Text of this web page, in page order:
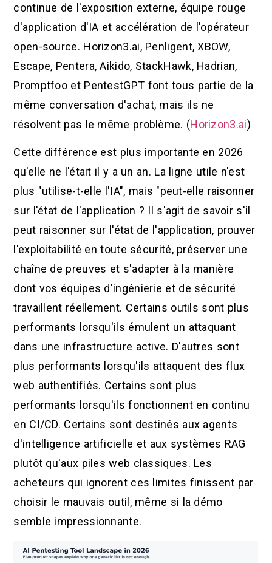
continue de l'exposition externe, équipe rouge
d'application d'IA et accélération de l'opérateur
open-source. Horizon3.ai, Penligent, XBOW,
Escape, Pentera, Aikido, StackHawk, Hadrian,
Promptfoo et PentestGPT font tous partie de la
même conversation d'achat, mais ils ne
résolvent pas le même problème. (Horizon3.ai)
Cette différence est plus importante en 2026
qu'elle ne l'était il y a un an. La ligne utile n'est
plus "utilise-t-elle l'IA", mais "peut-elle raisonner
sur l'état de l'application ? Il s'agit de savoir s'il
peut raisonner sur l'état de l'application, prouver
l'exploitabilité en toute sécurité, préserver une
chaîne de preuves et s'adapter à la manière
dont vos équipes d'ingénierie et de sécurité
travaillent réellement. Certains outils sont plus
performants lorsqu'ils émulent un attaquant
dans une infrastructure active. D'autres sont
plus performants lorsqu'ils attaquent des flux
web authentifiés. Certains sont plus
performants lorsqu'ils fonctionnent en continu
en CI/CD. Certains sont destinés aux agents
d'intelligence artificielle et aux systèmes RAG
plutôt qu'aux piles web classiques. Les
acheteurs qui ignorent ces limites finissent par
choisir le mauvais outil, même si la démo
semble impressionnante.